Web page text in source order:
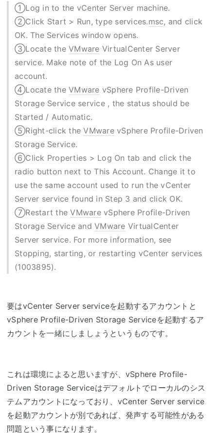
①Log in to the vCenter Server machine.
②Click Start > Run, type services.msc, and click
OK. The Services window opens.
③Locate the VMware VirtualCenter Server
service. Make note of the Log On As user
account.
④Locate the VMware vSphere Profile-Driven
Storage Service service , the status should be
Started / Automatic.
⑤Right-click theVMwarevSphere Profile-Driven
Storage Service.
⑥Click Properties > Log On tab and click the
radio button next to This Account. Change it to
use the same account used to run the vCenter
Server service found in Step 3 and click OK.
⑦Restart theVMwarevSphere Profile-Driven
Storage Service and VMware VirtualCenter
Server service. For more information, see
Stopping, starting, or restarting vCenter services
(1003895).
要はvCenter Server serviceを起動するアカウントと
vSphere Profile-Driven Storage Serviceを起動するア
カウントを一緒にしましょうというものです。
これは環境によると思いますが、vSphere Profile-
Driven Storage Serviceはデフォルトでローカルのシス
テムアカウントになっており、vCenter Server service
を起動アカウントが別であれば、発声する可能性がある
問題という事になります。